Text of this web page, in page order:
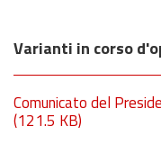
Varianti in corso
Comunicato del
(121.5 KB)